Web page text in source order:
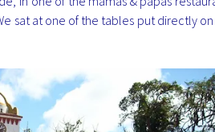
sat at one of the tables put directly